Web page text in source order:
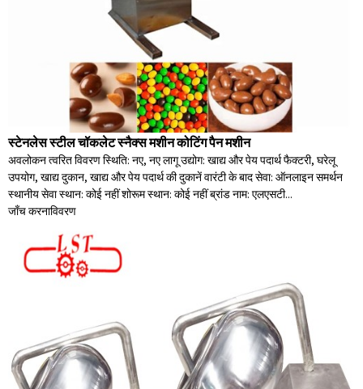
स्टेनलेस स्टील चॉकलेट स्नैक्स मशीन कोटिंग पैन मशीन
अवलोकन त्वरित विवरण स्थिति: नए, नए लागू उद्योग: खाद्य और पेय पदार्थ फैक्टरी, घरेलू
उपयोग, खाद्य दुकान, खाद्य और पेय पदार्थ की दुकानें वारंटी के बाद सेवा: ऑनलाइन समर्थन
स्थानीय सेवा स्थान: कोई नहीं शोरूम स्थान: कोई नहीं ब्रांड नाम: एलएसटी...
जाँच करनाविवरण